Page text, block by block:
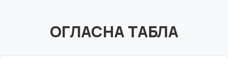
ОГЛАСНА ТАБЛА